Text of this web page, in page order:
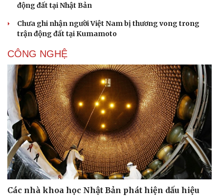
động đất tại Nhật Bản
Chưa ghi nhận người Việt Nam bị thương vong trong
trận động đất tại Kumamoto
CÔNG NGHỆ
Các nhà khoa học Nhật Bản phát hiện dấu hiệu